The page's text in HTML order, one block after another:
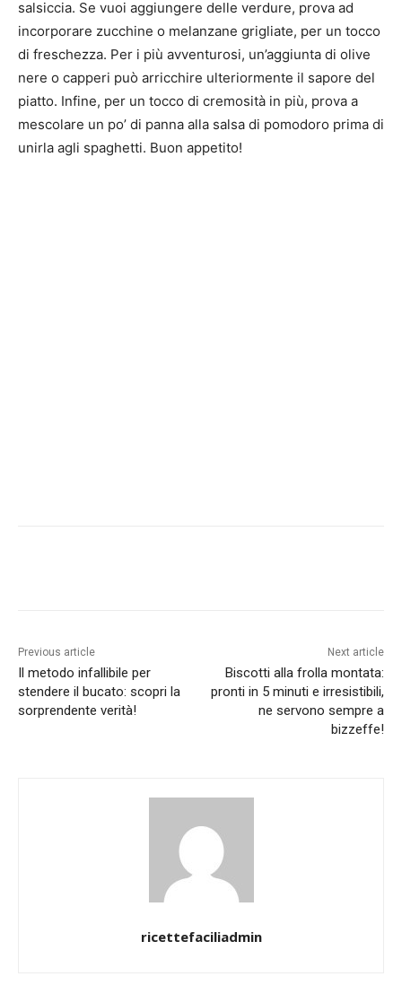
salsiccia. Se vuoi aggiungere delle verdure, prova ad
incorporare zucchine o melanzane grigliate, per un tocco
di freschezza. Per i più avventurosi, un’aggiunta di olive
nere o capperi può arricchire ulteriormente il sapore del
piatto. Infine, per un tocco di cremosità in più, prova a
mescolare un po’ di panna alla salsa di pomodoro prima di
unirla agli spaghetti. Buon appetito!
Previous article
Il metodo infallibile per
stendere il bucato: scopri la
sorprendente verità!
Next article
Biscotti alla frolla montata:
pronti in 5 minuti e irresistibili,
ne servono sempre a
bizzeffe!
ricettefaciliadmin